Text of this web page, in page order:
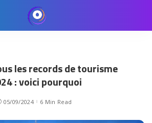
les records de tourisme
: voici pourquoi
05/09/2024 6 Min Read